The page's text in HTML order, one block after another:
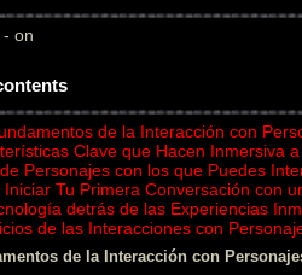
- on
de la Interacción con
Clave que Hacen Inmersiva a
Personajes con los que Puedes
Iniciar Tu Primera Conversación con
detrás de las Experiencias
de las Interacciones con
de la Interacción con